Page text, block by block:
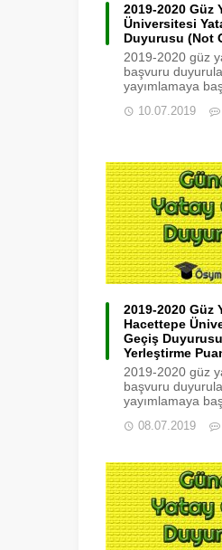
2019-2020 Güz
Üniversitesi
Duyurusu (Not
2019-2020 güz
başvuru
yayımlamaya
10.07.2019
2019-2020 Güz
Hacettepe
Geçiş
Yerleştirme
2019-2020 güz
başvuru
yayımlamaya
08.07.2019